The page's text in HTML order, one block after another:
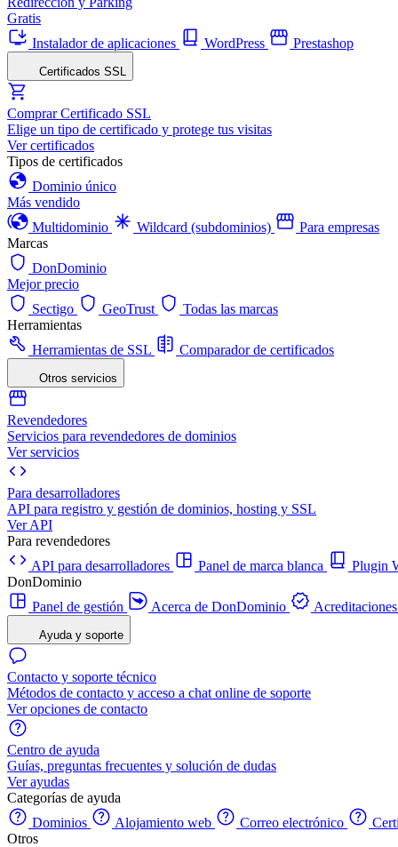
Gratis
Instalador de aplicaciones
WordPress Prestashop
Certificados SSL
Comprar Certificado SSL
Elige un tipo de certificado y protege tus visitas
Ver certificados
Tipos de certificados
Dominio único
Más vendido
Multidominio
Wildcard (subdominios)
Para empresas
Marcas
DonDominio
Mejor precio
Sectigo
GeoTrust
Todas las marcas
Herramientas
Herramientas de SSL
Comparador de certificados
Otros servicios
Revendedores
Servicios para revendedores de dominios
Ver servicios
Para desarrolladores
API para registro y gestión de dominios, hosting y SSL
Ver API
Para revendedores
API para desarrolladores
Panel de marca blanca
Plugin
DonDominio
Panel de gestión
Acerca de DonDominio
Ayuda y soporte
Contacto y soporte técnico
Métodos de contacto y acceso a chat online de soporte
Ver opciones de contacto
Centro de ayuda
Guías, preguntas frecuentes y solución de dudas
Ver ayudas
Categorías de ayuda
Dominios
Alojamiento web Correo electrónico
Otros